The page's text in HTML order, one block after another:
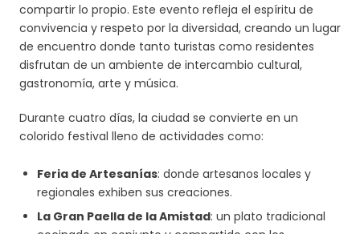
compartir lo propio. Este evento refleja el espíritu de
convivencia y respeto por la diversidad, creando un lugar
de encuentro donde tanto turistas como residentes
disfrutan de un ambiente de intercambio cultural,
gastronomía, arte y música.
Durante cuatro días, la ciudad se convierte en un
colorido festival lleno de actividades como:
Feria de Artesanías: donde artesanos locales y
regionales exhiben sus creaciones.
La Gran Paella de la Amistad: un plato tradicional